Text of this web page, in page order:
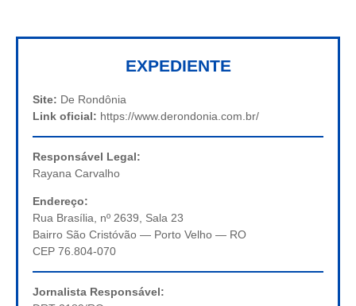
EXPEDIENTE
Site: De Rondônia
Link oficial: https://www.derondonia.com.br/
Responsável Legal:
Rayana Carvalho
Endereço:
Rua Brasília, nº 2639, Sala 23
Bairro São Cristóvão — Porto Velho — RO
CEP 76.804-070
Jornalista Responsável: